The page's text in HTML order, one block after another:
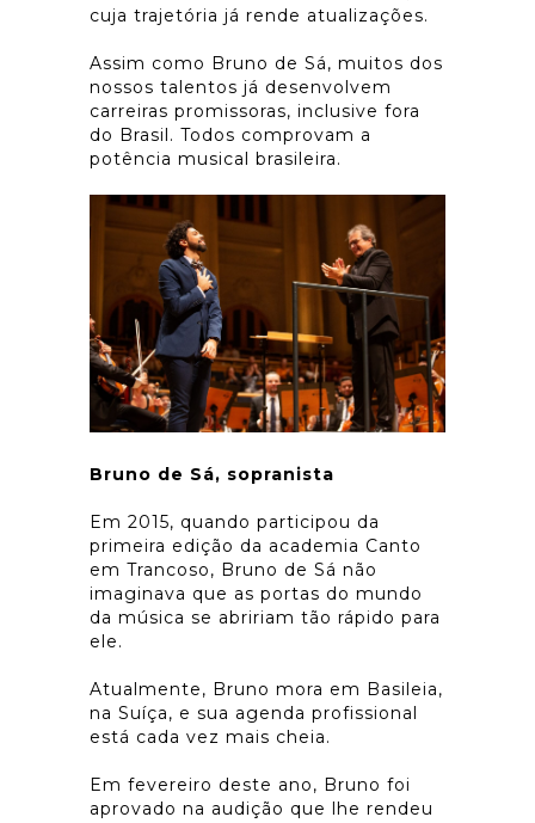
cuja trajetória já rende atualizações.
Assim como Bruno de Sá, muitos dos
nossos talentos já desenvolvem
carreiras promissoras, inclusive fora
do Brasil. Todos comprovam a
potência musical brasileira.
Bruno de Sá, sopranista
Em 2015, quando participou da
primeira edição da academia Canto
em Trancoso, Bruno de Sá não
imaginava que as portas do mundo
da música se abririam tão rápido para
ele.
Atualmente, Bruno mora em Basileia,
na Suíça, e sua agenda profissional
está cada vez mais cheia.
Em fevereiro deste ano, Bruno foi
aprovado na audição que lhe rendeu